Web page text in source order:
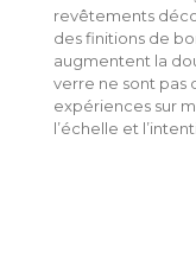
revêtements
des finitions de
augmentent la
verre ne sont pas
expériences sur
l’échelle et